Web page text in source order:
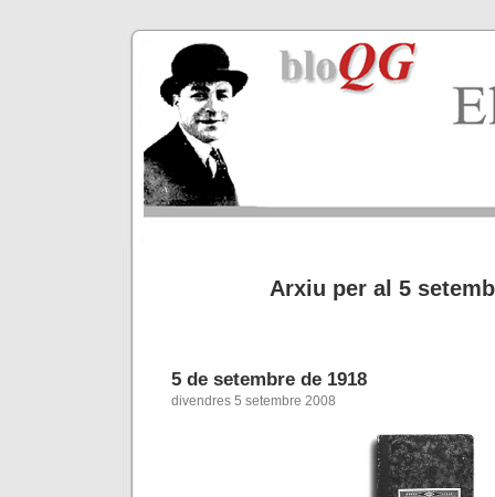
Arxiu per al 5
5 de setembre de 1918
divendres 5 setembre 2008